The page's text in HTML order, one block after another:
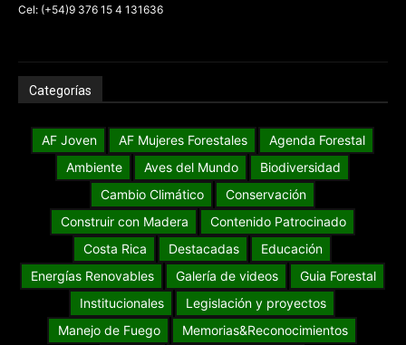
Cel: (+54)9 376 15 4 131636
Categorías
AF Joven AF Mujeres Forestales
Agenda Forestal
Ambiente
Aves del Mundo
Biodiversidad
Cambio Climático
Conservación
Construir con Madera
Contenido Patrocinado
Costa Rica
Destacadas
Educación
Energías Renovables
Galería de videos
Guia Forestal
Institucionales
Legislación y proyectos
Manejo de Fuego
Memorias&Reconocimientos